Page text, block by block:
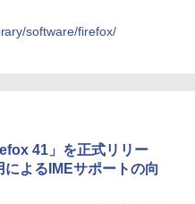
Kindle Scribe Colorsoft |
ーディスプレイ、64GBスト
ト機能搭載、明るさ自動調
software/firefox/
41」を正式リリー
によるIMEサポートの向